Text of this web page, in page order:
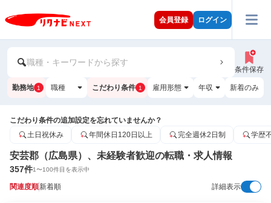
会員登録 ログイン
職種・キーワードから探す
条件保存
勤務地 1 職種 こだわり条件 1 雇用形態 年収 新着のみ
こだわり条件の追加設定を忘れていませんか？
土日祝休み
年間休日120日以上 完全週休2日制 学歴
安芸郡（広島県）、未経験者歓迎の転職・求人情報
357件1〜100件目を表示中
関連度順新着順 詳細表示